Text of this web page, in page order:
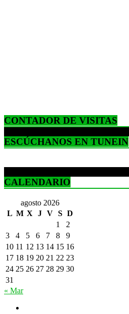
CONTADOR DE VISITAS
ESCÚCHANOS EN TUNEIN
CALENDARIO
agosto 2026
L M X J V S D
1
2
3
4 5 6 7 8
9
10 11 12 13 14 15 16
17 18 19 20 21 22 23
24 25 26 27 28 29 30
31
« Mar